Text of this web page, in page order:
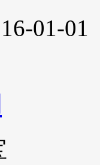
01-01